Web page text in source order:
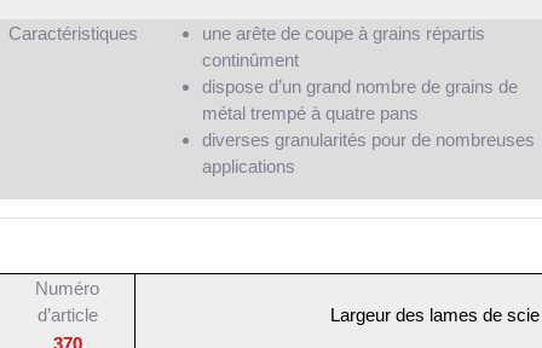
Caractéristiques
une arête de coupe à grains répartis
continûment
dispose d’un grand nombre de grains de
métal trempé à quatre pans
diverses granularités pour de nombreuses
applications
Numéro
d’article
Largeur des lames de scie
370